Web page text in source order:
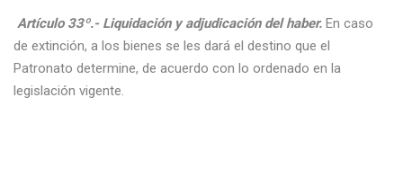
Artículo 33º.- Liquidación y adjudicación del haber. En caso
de extinción, a los bienes se les dará el destino que el
Patronato determine, de acuerdo con lo ordenado en la
legislación vigente.